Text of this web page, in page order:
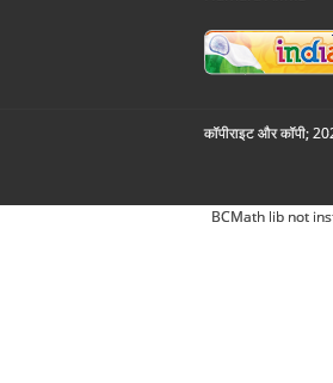
कॉपीराइट और कॉपी;
BCMath lib not